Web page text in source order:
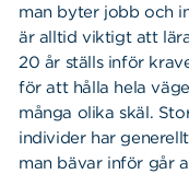
man byter jobb och
är alltid viktigt att
20 år ställs inför
för att hålla hela
många olika skäl.
individer har
man bävar inför går